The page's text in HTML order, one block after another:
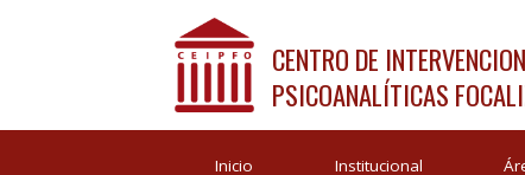
CENTRO DE
PSICOANALÍTICAS
Inicio Institucional